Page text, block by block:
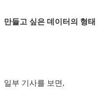
만들고 싶은 데이터의 형태
일부 기사를 보면,